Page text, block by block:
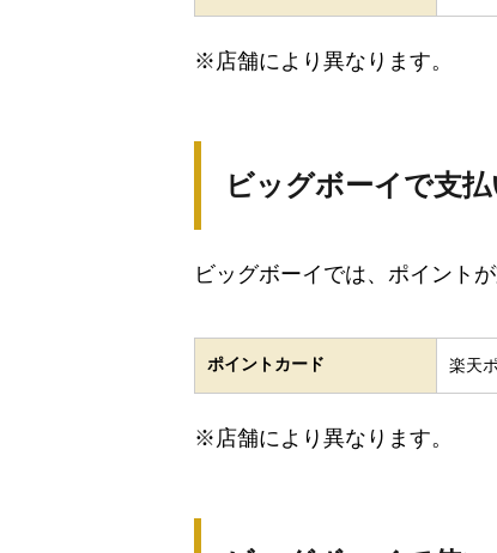
※店舗により異なります。
ビッグボーイで支
ビッグボーイでは、ポイント
ポイントカード 楽天
※店舗により異なります。